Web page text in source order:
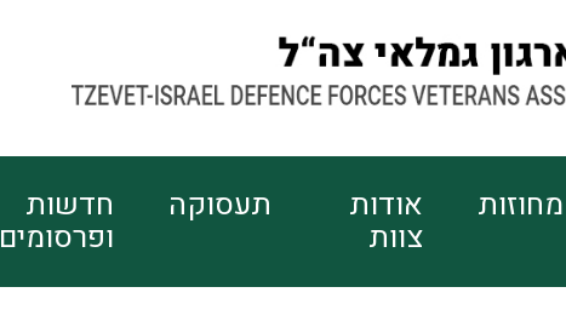
מחוזות אודות
צוות
תעסוקה חדשות
ופרסומים